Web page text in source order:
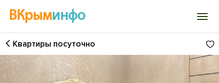
ВКрыминфо
Войти
Избранное
Квартиры посуточно